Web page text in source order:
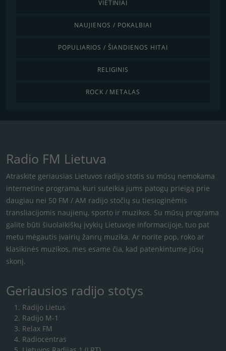
VIETINIAI
NAUJIENOS / POKALBIAI
POPULIARIOS / ŠIANDIENOS HITAI
RELIGINIS
ROCK / METALAS
Radio FM Lietuva
Atraskite geriausias Lietuvos radijo stotis su mūsų nemokama
internetine programa, kuri suteikia jums patogų prieigą prie
daugiau nei 50 FM / AM radijo stočių su tiesioginėmis
transliacijomis naujienų, sporto ir muzikos. Su mūsų programa
galite būti šiuolaikiškų įvykių Lietuvoje informacijoje, tuo pat
metu mėgautis įvairių žanrų muzika. Ar norite pop, roko ar
klasikinės muzikos, mes esame čia, kad patenkintume jūsų
skonį.
Geriausios radijo stotys
Radijo Lietus
Radijo M-1
Relax FM
Radiocentras